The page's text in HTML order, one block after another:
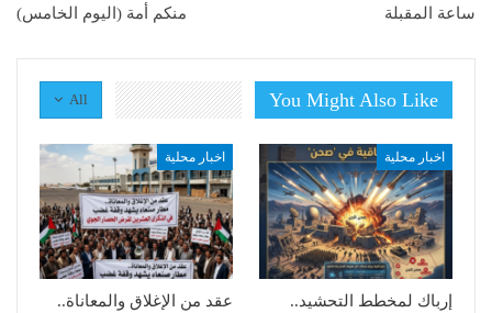
ساعة المقبلة
منكم أمة (اليوم الخامس)
All You Might Also Like
اخبار محلية
إرباك لمخطط التحشيد..
اخبار محلية
عقد من الإغلاق والمعاناة..